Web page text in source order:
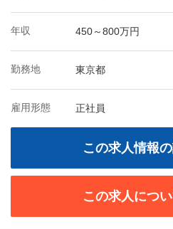
年収 450～800万円
勤務地 東京都
雇用形態 正社員
この求人情報
この求人につ